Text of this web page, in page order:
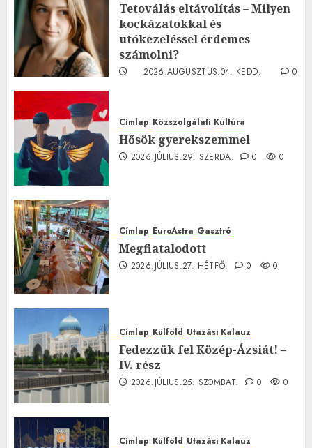
Tetoválás eltávolítás – Milyen
kockázatokkal és
utókezeléssel érdemes
számolni?
2026.AUGUSZTUS.04. KEDD.
0
Címlap Közszolgálati Kultúra
Hősök gyerekszemmel
2026.JÚLIUS.29. SZERDA. 0 0
Címlap EuroAstra Gasztró
Megfiatalodott
2026.JÚLIUS.27. HÉTFŐ. 0 0
Címlap Külföld Utazási Kalauz
Fedezzük fel Közép-Ázsiát! –
IV. rész
2026.JÚLIUS.25. SZOMBAT. 0 0
Címlap Külföld Utazási Kalauz